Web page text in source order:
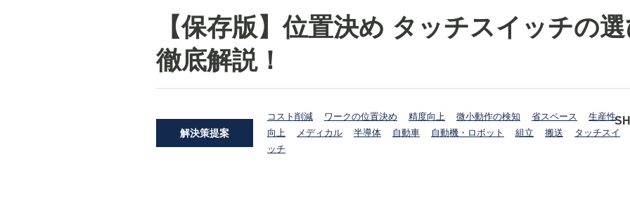
【保存版】位置決め タッチスイッチの
徹底解説！
解決策提案
コスト削減 ワークの位置決め 精度向上 微小動作の検知 省スペース
生産性
向上
メディカル 半導体 自動車 自動機・ロボット 組立 搬送
タッチスイ
ッチ